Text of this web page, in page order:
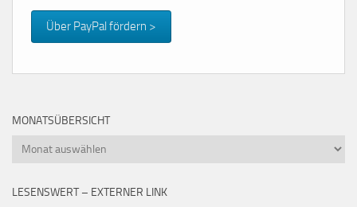
Über PayPal fördern >
MONATSÜBERSICHT
Monatsübersicht
LESENSWERT – EXTERNER LINK